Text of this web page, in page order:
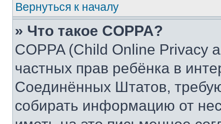
Вернуться к началу
» Что такое COPPA?
COPPA (Child Online Privacy
частных прав ребёнка в
Соединённых Штатов,
собирать информацию от